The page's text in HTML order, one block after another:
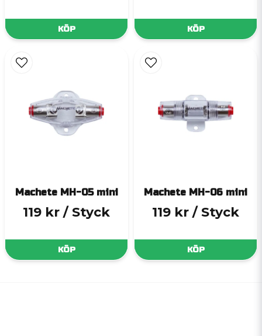
KÖP KÖP
Machete MH-05 mini
119 kr / Styck
KÖP
Machete MH-06 mini
119 kr / Styck
KÖP